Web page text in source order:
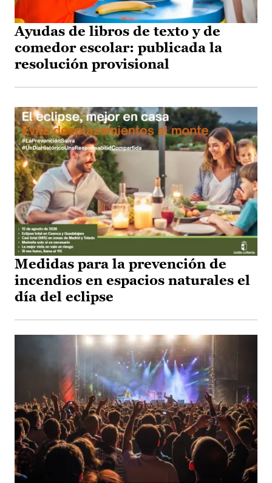
Ayudas de libros de texto y de
comedor escolar: publicada la
resolución provisional
Medidas para la prevención de
incendios en espacios naturales el
día del eclipse